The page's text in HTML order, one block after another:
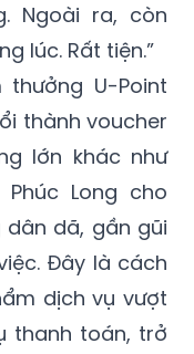
Ngoài ra, còn
lúc. Rất tiện.”
thưởng U-Point
thành voucher
lớn khác như
Phúc Long cho
dã, gần gũi
Đây là cách
dịch vụ vượt
thanh toán, trở